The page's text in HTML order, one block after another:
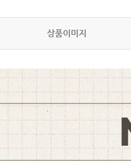
상품이미지